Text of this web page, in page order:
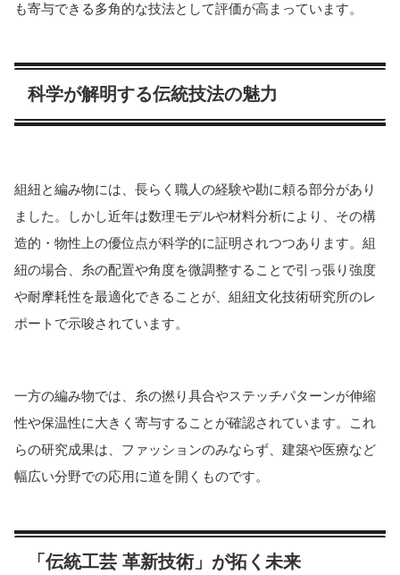
も寄与できる多角的な技法として評価が高まっています。
科学が解明する伝統技法の魅力
組紐と編み物には、長らく職人の経験や勘に頼る部分があり
ました。しかし近年は数理モデルや材料分析により、その構
造的・物性上の優位点が科学的に証明されつつあります。組
紐の場合、糸の配置や角度を微調整することで引っ張り強度
や耐摩耗性を最適化できることが、組紐文化技術研究所のレ
ポートで示唆されています。
一方の編み物では、糸の撚り具合やステッチパターンが伸縮
性や保温性に大きく寄与することが確認されています。これ
らの研究成果は、ファッションのみならず、建築や医療など
幅広い分野での応用に道を開くものです。
「伝統工芸 革新技術」が拓く未来